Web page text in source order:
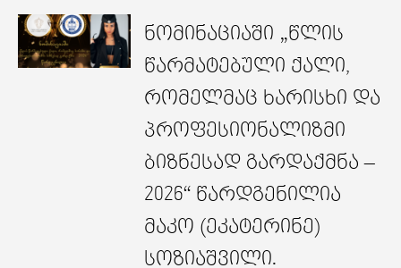
ნომინაციაში „წლის
წარმატებული ქალი,
რომელმაც ხარისხი და
პროფესიონალიზმი
ბიზნესად გარდაქმნა –
2026“ წარდგენილია
მაკო (ეკატერინე)
სოზიაშვილი.